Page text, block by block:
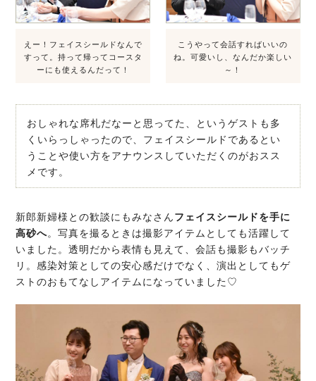
えー！フェイスシールドなんで
すって。持って帰ってコースタ
ーにも使えるんだって！
こうやって会話すればいいの
ね。可愛いし、なんだか楽しい
～！
おしゃれな席札だなーと思ってた、というゲストも多
くいらっしゃったので、フェイスシールドであるとい
うことや使い方をアナウンスしていただくのがおスス
メです。
新郎新婦様との歓談にもみなさんフェイスシールドを手に
高砂へ。写真を撮るときは撮影アイテムとしても活躍して
いました。透明だから表情も見えて、会話も撮影もバッチ
リ。感染対策としての安心感だけでなく、演出としてもゲ
ストのおもてなしアイテムになっていました♡